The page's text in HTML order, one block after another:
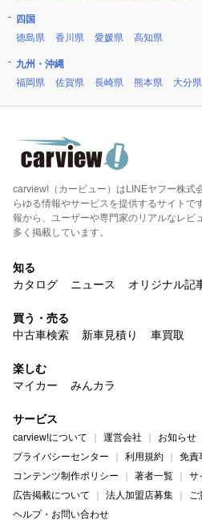
四国
徳島県
香川県 愛媛県 高知県
九州・沖縄
福岡県
佐賀県 長崎県 熊本県 大分県
carview!（カービュー）はLINEヤフー株式
らゆる情報やサービスを提供するサイトで
報から、ユーザーや専門家のリアルなレビ
多く掲載しています。
知る
カタログ
ニュース オリジナル記
買う・売る
中古車検索
新車見積り 車買取
楽しむ
マイカー
みんカラ
サービス
carview!について 運営会社 お知らせ
プライバシーセンター
利用規約
免責
コンテンツ制作ポリシー
著者一覧
サ
広告掲載について
法人加盟店募集
ご
ヘルプ・お問い合わせ